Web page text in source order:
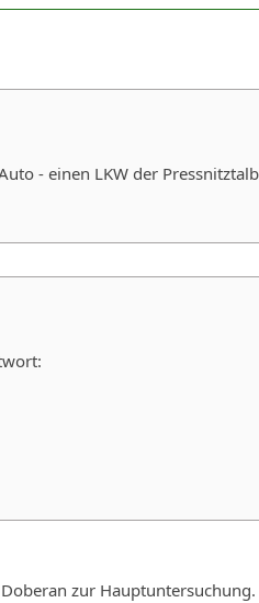
- einen LKW der
zur Hauptuntersuchung.